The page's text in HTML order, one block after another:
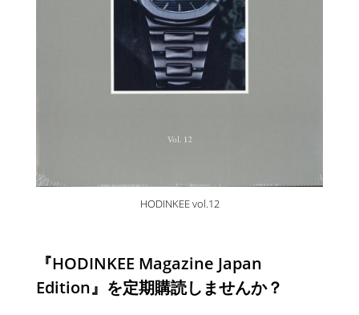
HODINKEE vol.12
『HODINKEE Magazine Japan
Edition』を定期購読しませんか？